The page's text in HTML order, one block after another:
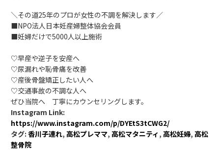
＼その道25年のプロが女性の不調を解決します／
■NPO法人日本妊産婦整体協会会員
■妊婦だけで5000人以上施術
♡早産や逆子を安産へ
♡尿漏れや恥骨痛を改善
♡産後骨盤矯正したい人へ
♡交通事故の不調な人へ
ぜひ当院へ 丁寧にカウンセリングします。
Instagram Link:
https://www.instagram.com/p/DYEtS3tCWG2/
タグ:香川子連れ,高松プレママ,高松マタニティ ,高松妊婦,高松
整骨院